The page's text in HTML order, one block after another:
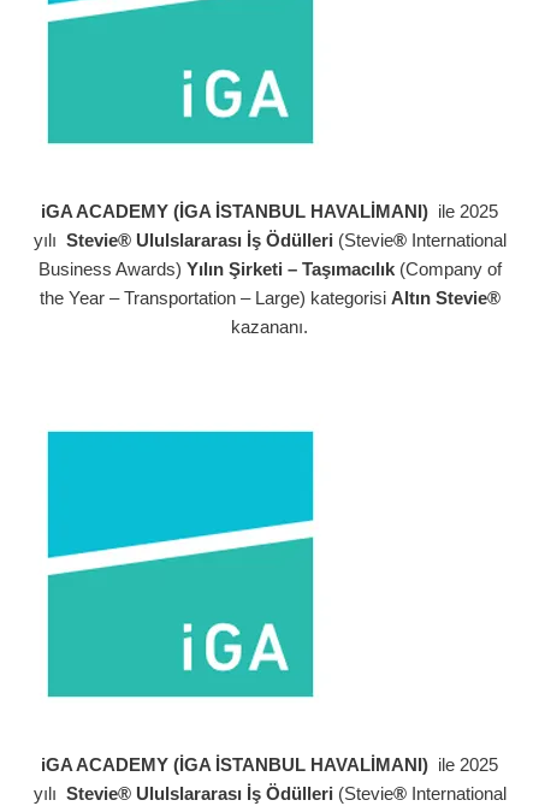
iGA ACADEMY (İGA İSTANBUL HAVALİMANI) ile 2025
yılı Stevie® Ululslararası İş Ödülleri (Stevie®International
Business Awards) Yılın Şirketi – Taşımacılık(Company of
the Year – Transportation – Large) kategorisi Altın Stevie®
kazananı.
iGA ACADEMY (İGA İSTANBUL HAVALİMANI) ile 2025
yılı Stevie® Ululslararası İş Ödülleri (Stevie®International